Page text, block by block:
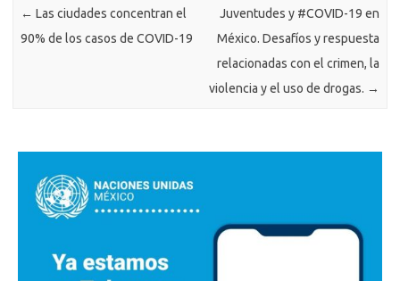
← Las ciudades concentran el
90% de los casos de COVID-19
Juventudes y #COVID-19 en
México. Desafíos y respuesta
relacionadas con el crimen, la
violencia y el uso de drogas. →